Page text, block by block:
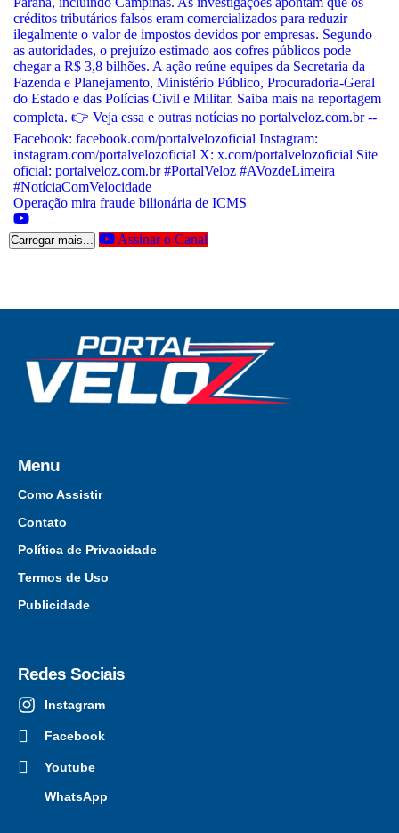
Operação mira fraude bilionária de ICMS
Carregar mais... Assinar o Canal
Menu
Como Assistir
Contato
Política de Privacidade
Termos de Uso
Publicidade
Redes Sociais
Instagram
Facebook
Youtube
WhatsApp